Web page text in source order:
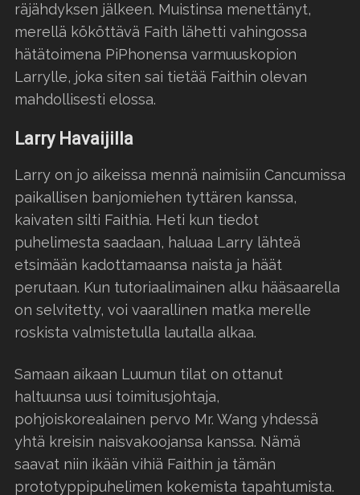
räjähdyksen jälkeen. Muistinsa menettänyt,
merellä kököttävä Faith lähetti vahingossa
hätätoimena PiPhonensa varmuuskopion
Larrylle, joka siten sai tietää Faithin olevan
mahdollisesti elossa.
Larry Havaijilla
Larry on jo aikeissa mennä naimisiin Cancumissa
paikallisen banjomiehen tyttären kanssa,
kaivaten silti Faithia. Heti kun tiedot
puhelimesta saadaan, haluaa Larry lähteä
etsimään kadottamaansa naista ja häät
perutaan. Kun tutoriaalimainen alku hääsaarella
on selvitetty, voi vaarallinen matka merelle
roskista valmistetulla lautalla alkaa.
Samaan aikaan Luumun tilat on ottanut
haltuunsa uusi toimitusjohtaja,
pohjoiskorealainen pervo Mr. Wang yhdessä
yhtä kreisin naisvakoojansa kanssa. Nämä
saavat niin ikään vihiä Faithin ja tämän
prototyppipuhelimen kokemista tapahtumista.